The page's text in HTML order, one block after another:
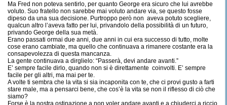
Ma Fred non poteva sentirlo, per quanto George era sicuro che lui avrebbe
voluto. Suo fratello non sarebbe mai voluto andare via, se questo fosse
dipeso da una sua decisione. Purtroppo però non aveva potuto scegliere,
qualcun altro l’aveva fatto per lui, privandolo della possibilità di un futuro,
privando George della sua metà.
Erano passati ormai due anni, due anni in cui era successo di tutto, molte
cose erano cambiate, ma quello che continuava a rimanere costante era la
consapevolezza di questa mancanza.
La gente continuava a dirglielo: “Passerà, devi andare avanti.”
E’ sempre facile dirlo, quando non si è direttamente coinvolti. E’ sempre
facile per gli altri, ma mai per te.
A volte ti sembra che la vita si sia incaponita con te, che ci provi gusto a farti
stare male, ma a pensarci bene, che cos’è la vita se non il riflesso di ciò che
siamo?
Forse è la nostra ostinazione a non voler andare avanti e a chiuderci a riccio